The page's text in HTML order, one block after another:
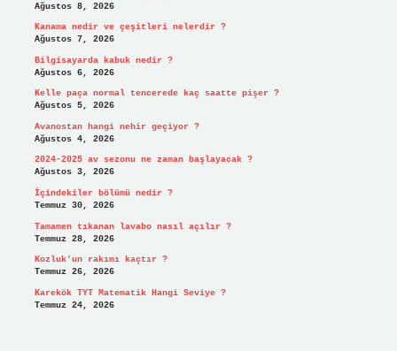
Ağustos 8, 2026
Kanama nedir ve çeşitleri nelerdir ?
Ağustos 7, 2026
Bilgisayarda kabuk nedir ?
Ağustos 6, 2026
Kelle paça normal tencerede kaç saatte pişer ?
Ağustos 5, 2026
Avanostan hangi nehir geçiyor ?
Ağustos 4, 2026
2024-2025 av sezonu ne zaman başlayacak ?
Ağustos 3, 2026
İçindekiler bölümü nedir ?
Temmuz 30, 2026
Tamamen tıkanan lavabo nasıl açılır ?
Temmuz 28, 2026
Kozluk’un rakımı kaçtır ?
Temmuz 26, 2026
Karekök TYT Matematik Hangi Seviye ?
Temmuz 24, 2026